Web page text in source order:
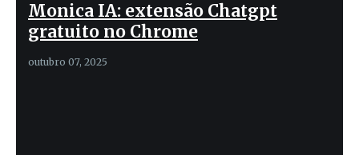
Monica IA: extensão Chatgpt
gratuito no Chrome
outubro 07, 2025